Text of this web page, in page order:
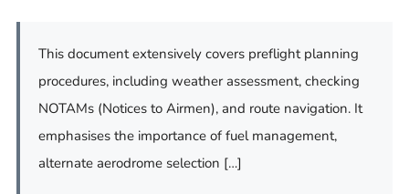
This document extensively covers preflight planning
procedures, including weather assessment, checking
NOTAMs (Notices to Airmen), and route navigation. It
emphasises the importance of fuel management,
alternate aerodrome selection […]